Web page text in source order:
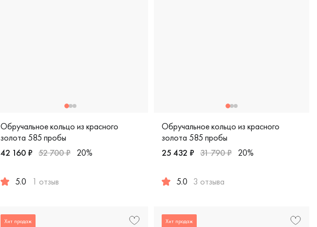
Обручальное кольцо из красного
золота 585 пробы
42 160 ₽ 52 700 ₽ 20%
5.0 1 отзыв
Обручальное кольцо из красного
золота 585 пробы
25 432 ₽ 31 790 ₽ 20%
5.0 3 отзыва
Хит продаж Хит продаж